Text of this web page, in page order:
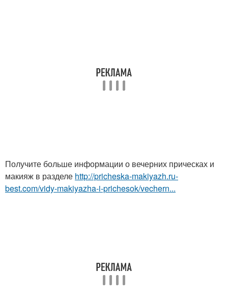
Получите больше информации о вечерних прическах и
макияж в разделе http://pricheska-makiyazh.ru-
best.com/vidy-makiyazha-i-prichesok/vechern...